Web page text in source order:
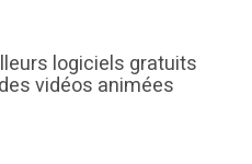
logiciels gratuits
vidéos animées